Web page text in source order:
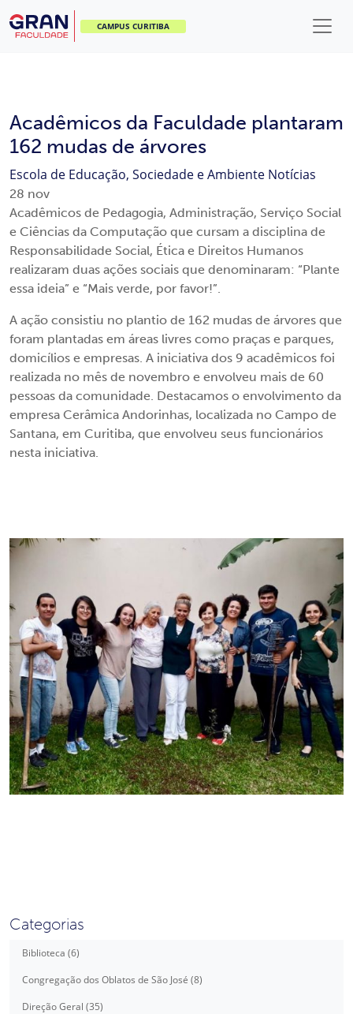
CAMPUS CURITIBA
Acadêmicos da Faculdade plantaram
162 mudas de árvores
Escola de Educação, Sociedade e Ambiente Notícias
28 nov
Acadêmicos de Pedagogia, Administração, Serviço Social
e Ciências da Computação que cursam a disciplina de
Responsabilidade Social, Ética e Direitos Humanos
realizaram duas ações sociais que denominaram: “Plante
essa ideia” e “Mais verde, por favor!”.
A ação consistiu no plantio de 162 mudas de árvores que
foram plantadas em áreas livres como praças e parques,
domicílios e empresas. A iniciativa dos 9 acadêmicos foi
realizada no mês de novembro e envolveu mais de 60
pessoas da comunidade. Destacamos o envolvimento da
empresa Cerâmica Andorinhas, localizada no Campo de
Santana, em Curitiba, que envolveu seus funcionários
nesta iniciativa.
Categorias
Biblioteca (6)
Congregação dos Oblatos de São José (8)
Direção Geral (35)